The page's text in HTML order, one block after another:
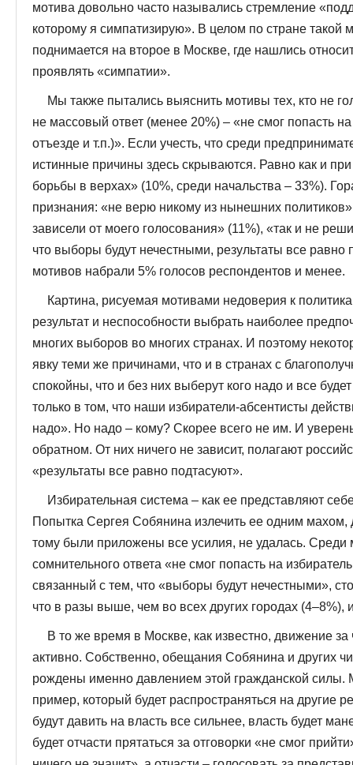
мотива довольно часто назывались стремление
которому я симпатизирую». В целом по стране такой
поднимается на второе в Москве, где нашлись
проявлять «симпатии».
Мы также пытались выяснить мотивы тех, кто не
не массовый ответ (менее 20%) – «не смог попасть
отъезде и т.п.)». Если учесть, что среди
истинные причины здесь скрываются. Равно как и
борьбы в верхах» (10%, среди начальства – 33%).
признания: «не верю никому из нынешних
зависели от моего голосования» (11%), «так и не
что выборы будут нечестными, результаты все равно
мотивов набрали 5% голосов респондентов и менее.
Картина, рисуемая мотивами недоверия к
результат и неспособности выбрать наиболее
многих выборов во многих странах. И поэтому
явку теми же причинами, что и в странах с
спокойны, что и без них выберут кого надо и все
только в том, что наши избиратели-абсентисты
надо». Но надо – кому? Скорее всего не им. И
обратном. От них ничего не зависит, полагают
«результаты все равно подтасуют».
Избирательная система – как ее представляют
Попытка Сергея Собянина излечить ее одним
тому были приложены все усилия, не удалась. Среди
сомнительного ответа «не смог попасть на
связанный с тем, что «выборы будут нечестными»,
что в разы выше, чем во всех других городах
В то же время в Москве, как известно, движение
активно. Собственно, обещания Собянина и других
рождены именно давлением этой гражданской силы.
пример, который будет распространяться на другие
будут давить на власть все сильнее, власть будет
будет отчасти прятаться за отговорки «не смог